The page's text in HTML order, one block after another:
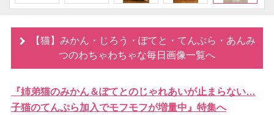
【猫】みかん・じろう・ぽてと・てんぷら・あんみ
つのわちゃわちゃな毎日画像一覧へ
『姉弟猫のみかん＆ぽてとのじゃれあいが止まらない…
子猫のてんぷら加入でモフモフが増量中』特集へ